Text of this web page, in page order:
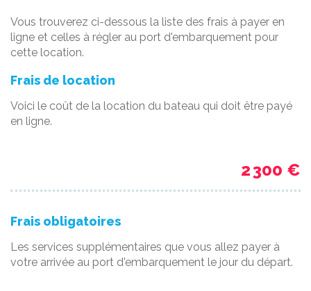
Vous trouverez ci-dessous la liste des frais à payer en
ligne et celles à régler au port d'embarquement pour
cette location.
Frais de location
Voici le coût de la location du bateau qui doit être payé
en ligne.
2 300 €
Frais obligatoires
Les services supplémentaires que vous allez payer à
votre arrivée au port d'embarquement le jour du départ.